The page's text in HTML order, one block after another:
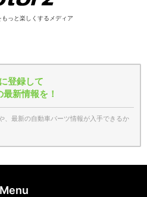
っと楽しくするメディア
登録して
新情報を！
、最新の自動車パーツ情報が入手できるか
Menu